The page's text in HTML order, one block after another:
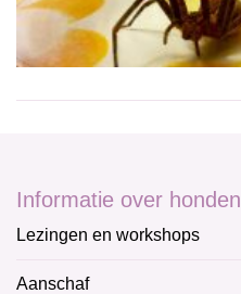
Informatie over honden
Lezingen en workshops
Aanschaf